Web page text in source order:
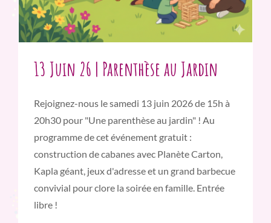
13 Juin 26 | Parenthèse au Jardin
Rejoignez-nous le samedi 13 juin 2026 de 15h à
20h30 pour "Une parenthèse au jardin" ! Au
programme de cet événement gratuit :
construction de cabanes avec Planète Carton,
Kapla géant, jeux d'adresse et un grand barbecue
convivial pour clore la soirée en famille. Entrée
libre !